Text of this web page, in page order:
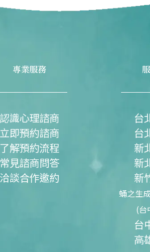
專業服務
認識心理諮商
立即預約諮商
了解預約流程
常見諮商問答
洽談合作邀約
台
台
新
新
新
蛹之生
(台
台
高